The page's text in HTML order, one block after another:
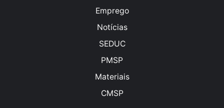
Emprego
Notícias
SEDUC
PMSP
Materiais
CMSP